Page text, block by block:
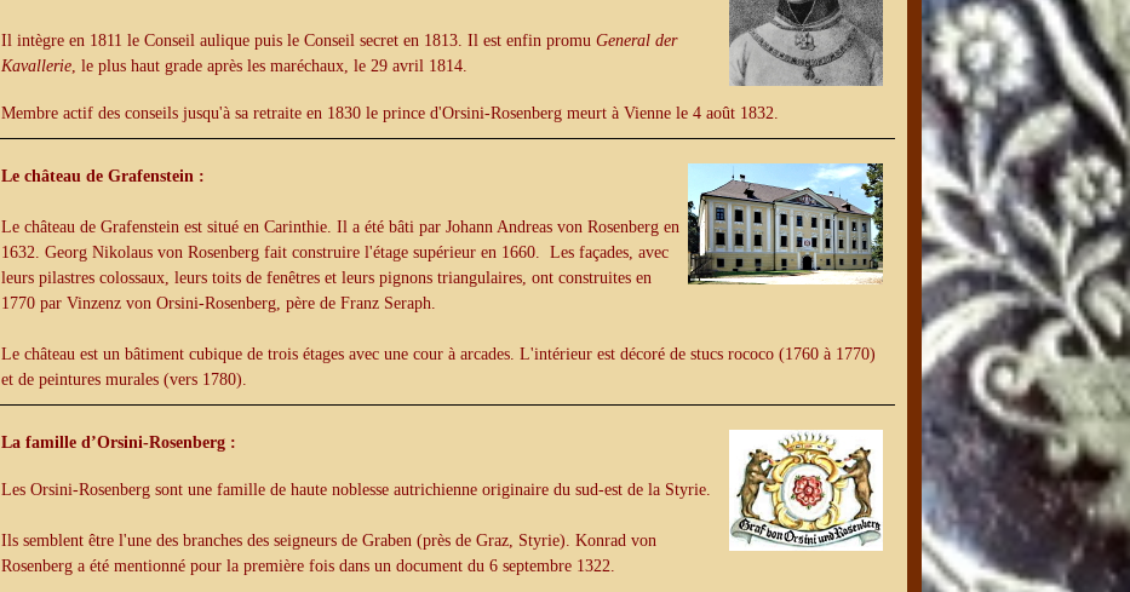
Il intègre en 1811 le Conseil aulique puis le Conseil secret en 1813. Il est enfin promuGeneral der
Kavallerie , le plus haut grade après les maréchaux, le 29 avril 1814.
Membre actif des conseils jusqu'à sa retraite en 1830 le prince d'Orsini-Rosenberg meurt à Vienne le 4 août 1832.
Le château de Grafenstein :
Le château de Grafenstein est situé en Carinthie. Il a été bâti par Johann Andreas von Rosenberg en
1632. Georg Nikolaus von Rosenberg fait construire l'étage supérieur en 1660. Les façades, avec
leurs pilastres colossaux, leurs toits de fenêtres et leurs pignons triangulaires, ont construites en
1770 par Vinzenz von Orsini-Rosenberg, père de Franz Seraph.
Le château est un bâtiment cubique de trois étages avec une cour à arcades. L'intérieur est décoré de stucs rococo (1760 à 1770)
et de peintures murales (vers 1780).
La famille d’Orsini-Rosenberg :
Les Orsini-Rosenberg sont une famille de haute noblesse autrichienne originaire du sud-est de la Styrie.
Ils semblent être l'une des branches des seigneurs de Graben (près de Graz, Styrie). Konrad von
Rosenberg a été mentionné pour la première fois dans un document du 6 septembre 1322.